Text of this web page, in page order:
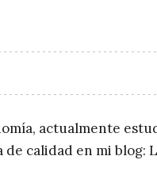
actualmente
calidad en mi blog: